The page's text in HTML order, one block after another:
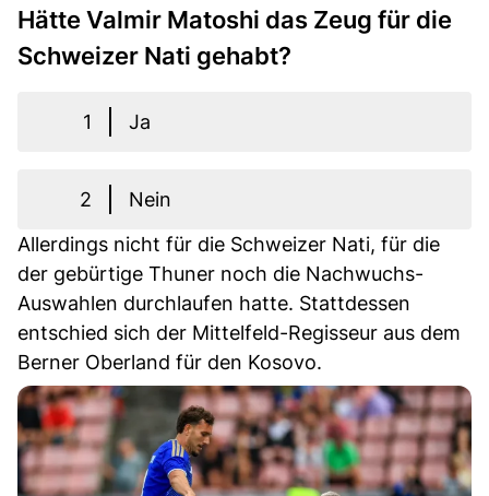
Hätte Valmir Matoshi das Zeug für die
Schweizer Nati gehabt?
1 Ja
2
Nein
Allerdings nicht für die Schweizer Nati, für die
der gebürtige Thuner noch die Nachwuchs-
Auswahlen durchlaufen hatte. Stattdessen
entschied sich der Mittelfeld-Regisseur aus dem
Berner Oberland für den Kosovo.